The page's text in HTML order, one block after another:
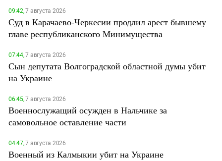
09:42,7 августа 2026
Суд в Карачаево-Черкесии продлил арест бывшему
главе республиканского Минимущества
07:44,7 августа 2026
Сын депутата Волгоградской областной думы убит
на Украине
06:45,7 августа 2026
Военнослужащий осужден в Нальчике за
самовольное оставление части
04:47,7 августа 2026
Военный из Калмыкии убит на Украине